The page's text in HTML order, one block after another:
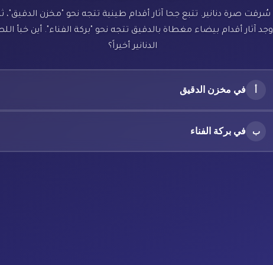
سُرقت صرة دنانير. تتبع جحا آثار أقدام طينية تتجه نحو "مخزن الدقيق"،
وجد آثار أقدام بيضاء مغطاة بالدقيق تتجه نحو "بركة الفناء". أين خبأ
الدنانير أخيراً؟
أ في مخزن الدقيق
ب في بركة الفناء